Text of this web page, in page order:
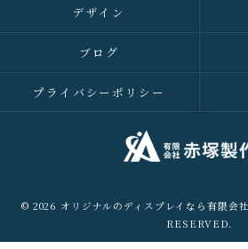
デザイン
ブログ
プライバシーポリシー
© 2026 オリジナルのディスプレイなら有限
RESERVED.